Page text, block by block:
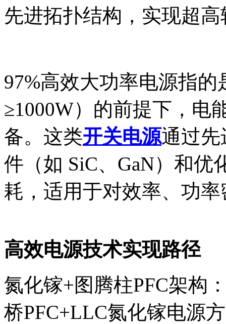
先进拓扑结构，实现超
‌97%高效大功率电源‌指
≥1000W）的前提下，电
备。这类开关电源通过先
件（如 SiC、GaN）和优
耗，适用于对效率、功
高效电源技术实现路径
氮化镓+图腾柱PFC架构‌
桥PFC+LLC氮化镓电源